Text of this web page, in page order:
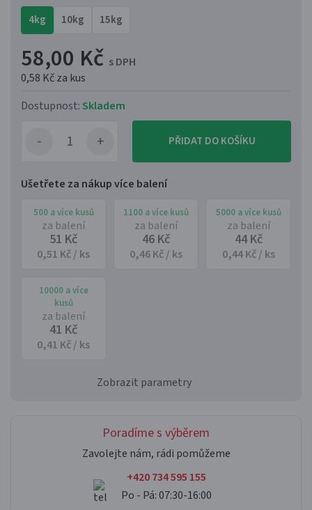
4kg 10kg 15kg
58,00 Kč s DPH
0,58 Kčza kus
Dostupnost:Skladem
PŘIDAT DO KOŠÍKU
Ušetřete za nákup více balení
500 a více kusů
za balení
51 Kč
0,51 Kč / ks
1100 a více kusů
za balení
46 Kč
0,46 Kč / ks
5000 a více kusů
za balení
44 Kč
0,44 Kč / ks
10000 a více
kusů
za balení
41 Kč
0,41 Kč / ks
Zobrazit parametry
Poradíme s výběrem
Zavolejte nám, rádi pomůžeme
+420 734 595 155
Po - Pá: 07:30-16:00